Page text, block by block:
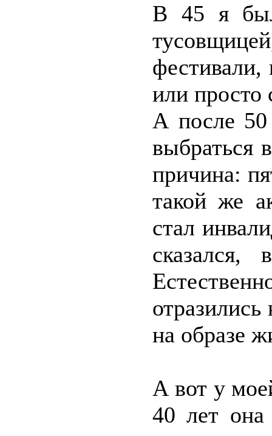
В 45 я
или просто
А после 50
выбраться
причина:
такой же
стал
на образе
А вот у
40 лет она